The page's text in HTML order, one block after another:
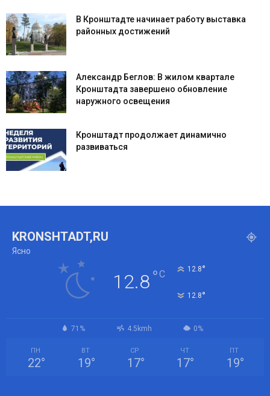
В Кронштадте начинает работу выставка
районных достижений
Александр Беглов: В жилом квартале
Кронштадта завершено обновление
наружного освещения
Кронштадт продолжает динамично
развиваться
KRONSHTADT,RU
Ясно
12.8°C 12.8°
12.8°
71% 4.5kmh 0%
ПН
22°
ВТ
19°
СР
17°
ЧТ
17°
ПТ
19°